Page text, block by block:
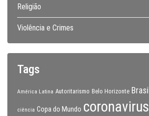
Religião
Violência e Crimes
Tags
América Latina Autoritarismo Belo Horizonte Brasil
ciência Copa do Mundo coronavirus